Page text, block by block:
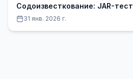
Содоизвесткование: JAR-тест
31 янв. 2026 г.